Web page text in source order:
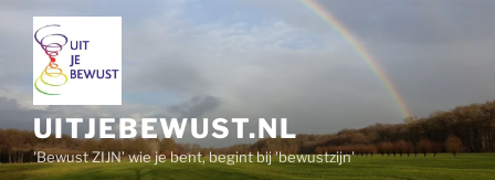
inhoud
UITJEBEWUST.NL
'Bewust ZIJN' wie je bent, begint bij 'bewustzijn'